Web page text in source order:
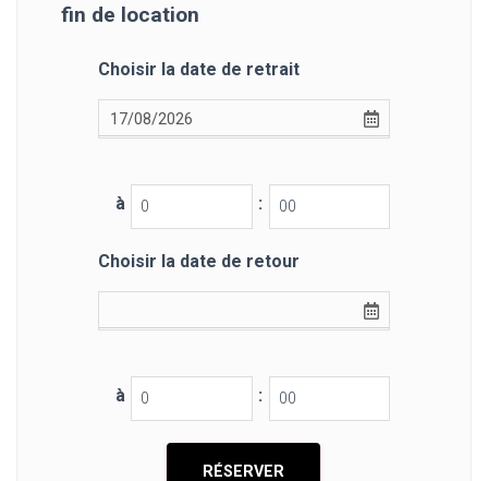
fin de location
Choisir la date de retrait
à :
Choisir la date de retour
à :